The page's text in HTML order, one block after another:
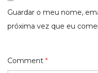
Guardar o meu nome,
próxima vez que eu
Comment *